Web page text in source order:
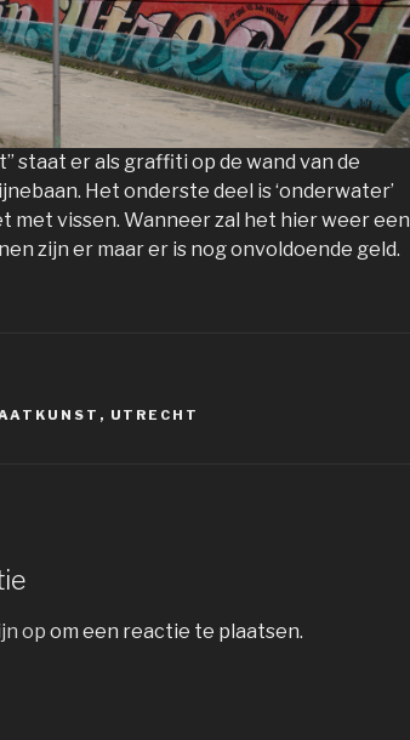
staat er als graffiti op de wand van de
Het onderste deel is ‘onderwater’
met vissen. Wanneer zal het hier weer een
zijn er maar er is nog onvoldoende geld.
, UTRECHT
op om een reactie te plaatsen.